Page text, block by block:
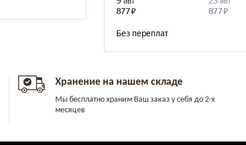
Хранение на нашем складе
Мы бесплатно храним Ваш заказ у себя до 2-х
месяцев